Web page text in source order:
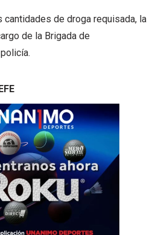
cantidades de droga requisada, la
de la Brigada de